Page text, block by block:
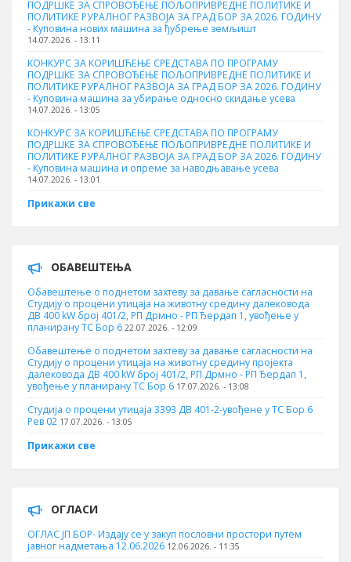
ПОДРШКЕ ЗА СПРОВОЂЕЊЕ ПОЉОПРИВРЕДНЕ ПОЛИТИКЕ И
ПОЛИТИКЕ РУРАЛНОГ РАЗВОЈА ЗА ГРАД БОР ЗА 2026. ГОДИНУ
- Куповина нових машина за ђубрење земљишт
14.07.2026. - 13:11
КОНКУРС ЗА КОРИШЋЕЊЕ СРЕДСТАВА ПО ПРОГРАМУ
ПОДРШКЕ ЗА СПРОВОЂЕЊЕ ПОЉОПРИВРЕДНЕ ПОЛИТИКЕ И
ПОЛИТИКЕ РУРАЛНОГ РАЗВОЈА ЗА ГРАД БОР ЗА 2026. ГОДИНУ
- Куповинa машина за убирање односно скидање усева
14.07.2026. - 13:05
КОНКУРС ЗА КОРИШЋЕЊЕ СРЕДСТАВА ПО ПРОГРАМУ
ПОДРШКЕ ЗА СПРОВОЂЕЊЕ ПОЉОПРИВРЕДНЕ ПОЛИТИКЕ И
ПОЛИТИКЕ РУРАЛНОГ РАЗВОЈА ЗА ГРАД БОР ЗА 2026. ГОДИНУ
- Куповина машина и опреме за наводњавање усева
14.07.2026. - 13:01
Прикажи све
ОБАВЕШТЕЊА
Обавештење о поднетом захтеву за давање сагласности на
Студију о процени утицаја на животну средину далековода
ДВ 400 kW број 401/2, РП Дрмно - РП Ђердап 1, увођење у
планирану ТС Бор 6 22.07.2026. - 12:09
Обавештење о поднетом захтеву за давање сагласности на
Студију о процени утицаја на животну средину пројекта
далековода ДВ 400 kW број 401/2, РП Дрмно - РП Ђердап 1,
увођење у планирану ТС Бор 6 17.07.2026. - 13:08
Студија о процени утицаја 3393 ДВ 401-2-увођене у ТС Бор 6
Рев 02 17.07.2026. - 13:05
Прикажи све
ОГЛАСИ
ОГЛАС ЈП БОР- Издају се у закуп пословни простори путем
јавног надметања 12.06.2026 12.06.2026. - 11:35